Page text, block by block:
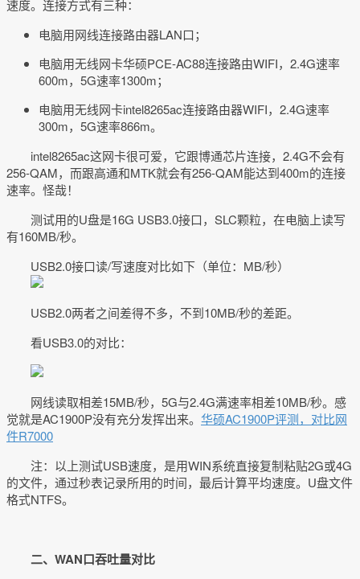
速度。连接方式有三种：
电脑用网线连接路由器LAN口；
电脑用无线网卡华硕PCE-AC88连接路由WIFI，2.4G速率
600m，5G速率1300m；
电脑用无线网卡intel8265ac连接路由器WIFI，2.4G速率
300m，5G速率866m。
intel8265ac这网卡很可爱，它跟博通芯片连接，2.4G不会有
256-QAM，而跟高通和MTK就会有256-QAM能达到400m的连接
速率。怪哉！
测试用的U盘是16G USB3.0接口，SLC颗粒，在电脑上读写
有160MB/秒。
USB2.0接口读/写速度对比如下（单位：MB/秒）
USB2.0两者之间差得不多，不到10MB/秒的差距。
看USB3.0的对比：
网线读取相差15MB/秒，5G与2.4G满速率相差10MB/秒。感
觉就是AC1900P没有充分发挥出来。 华硕AC1900P评测，对比网
件R7000
注：以上测试USB速度，是用WIN系统直接复制粘贴2G或4G
的文件，通过秒表记录所用的时间，最后计算平均速度。U盘文件
格式NTFS。
二、WAN口吞吐量对比